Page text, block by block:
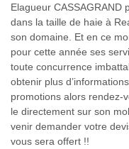
Elagueur CASSAGRAND
dans la taille de haie à
son domaine. Et en ce
pour cette année ses
toute concurrence
obtenir plus
promotions alors rendez-
le directement sur son
venir demander votre
vous sera offert !!